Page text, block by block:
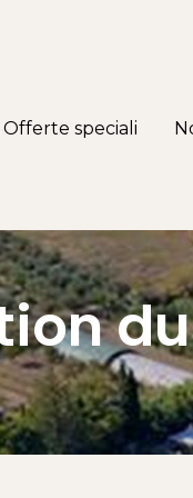
Offerte speciali